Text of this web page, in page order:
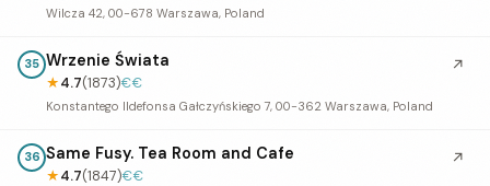
Wilcza 42, 00-678 Warszawa, Poland
35 Wrzenie Świata
★4.7(1873)€€
Konstantego Ildefonsa Gałczyńskiego 7, 00-362 Warszawa, Poland
↗
36 Same Fusy. Tea Room and Cafe
★4.7(1847)€€
↗